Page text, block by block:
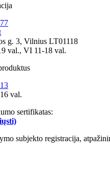
g. 3, Vilnius LT01118
val., VI 11-18 val.
val.
sertifikatas:
subjekto registracija,